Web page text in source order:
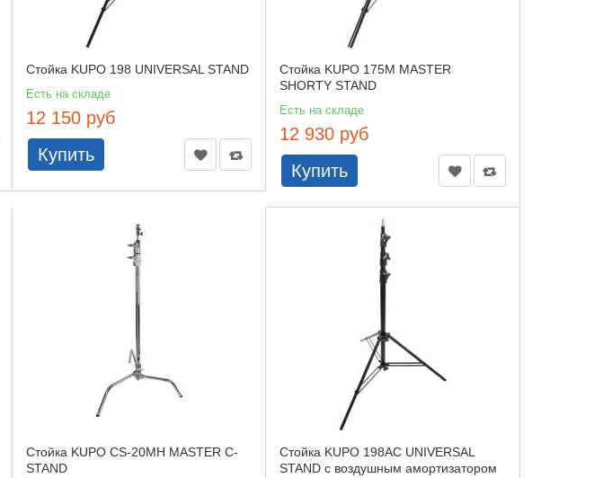
Стойка KUPO 198 UNIVERSAL STAND
Есть на складе
12 150 руб
Купить
Стойка KUPO 175M MASTER
SHORTY STAND
Есть на складе
12 930 руб
Купить
Стойка KUPO CS-20MH MASTER C-
STAND
Стойка KUPO 198AC UNIVERSAL
STAND с воздушным амортизатором